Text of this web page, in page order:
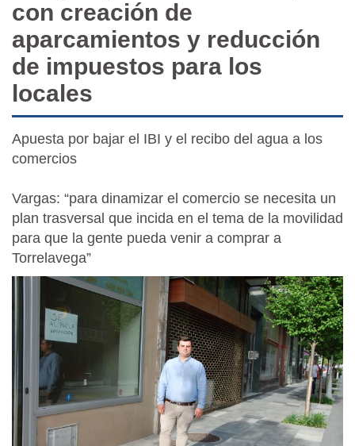
con creación de
aparcamientos y reducción
de impuestos para los
locales
Apuesta por bajar el IBI y el recibo del agua a los
comercios
Vargas: “para dinamizar el comercio se necesita un
plan trasversal que incida en el tema de la movilidad
para que la gente pueda venir a comprar a
Torrelavega”